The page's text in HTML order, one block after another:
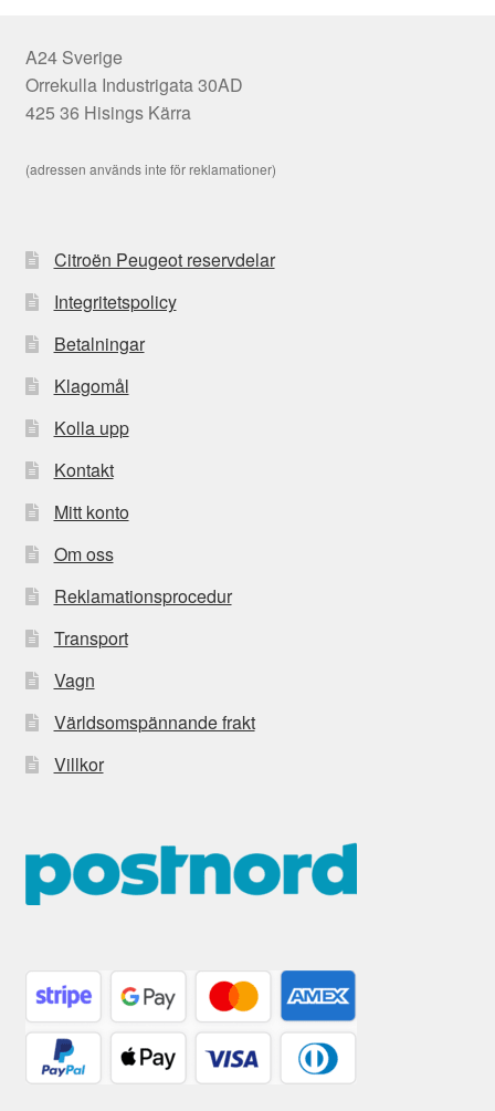
A24 Sverige
Orrekulla Industrigata 30AD
425 36 Hisings Kärra
(adressen används inte för reklamationer)
Citroën Peugeot reservdelar
Integritetspolicy
Betalningar
Klagomål
Kolla upp
Kontakt
Mitt konto
Om oss
Reklamationsprocedur
Transport
Vagn
Världsomspännande frakt
Villkor